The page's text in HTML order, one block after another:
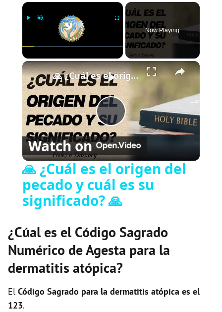
×
Play Unmute Fullscreen
Now Playing
×
P
l
V
i
🙏 ¿Cuál es el origen del pecado y cuál es su significado? 🙏
Watch on
🙏 ¿Cuál es el origen del
pecado y cuál es su
significado? 🙏
¿Cúal es el Código Sagrado
Numérico de Agesta para la
dermatitis atópica?
El Código Sagrado para la dermatitis atópica es el
123.